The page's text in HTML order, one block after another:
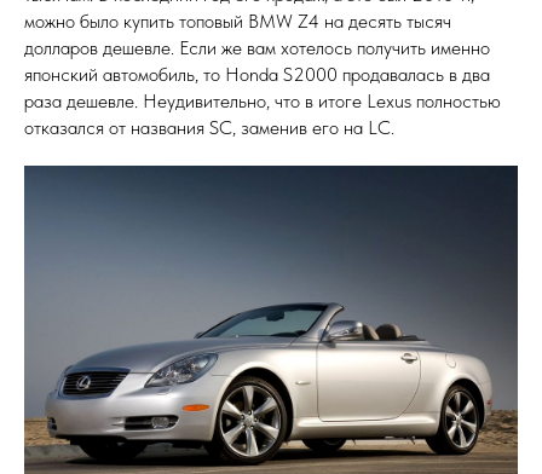
можно было купить топовый BMW Z4 на десять тысяч
долларов дешевле. Если же вам хотелось получить именно
японский автомобиль, то Honda S2000 продавалась в два
раза дешевле. Неудивительно, что в итоге Lexus полностью
отказался от названия SC, заменив его на LC.